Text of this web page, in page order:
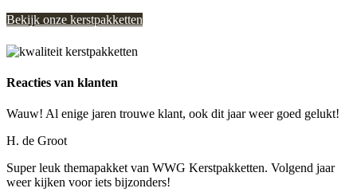
Bekijk onze kerstpakketten
Reacties van klanten
Wauw! Al enige jaren trouwe klant, ook dit jaar weer goed gelukt!
H. de Groot
Super leuk themapakket van WWG Kerstpakketten. Volgend jaar
weer kijken voor iets bijzonders!